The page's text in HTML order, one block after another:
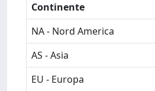
Continente
NA - Nord America
AS - Asia
EU - Europa